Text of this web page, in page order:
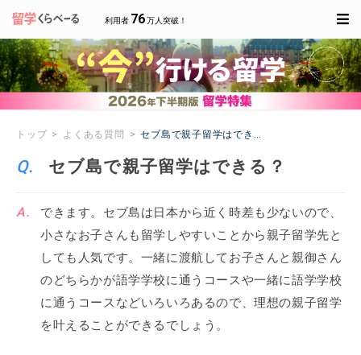
利用者 76万人突破！
トップ よくある質問 セブ島で親子留学はできる？
セブ島で親子留学はできる？
できます。セブ島は日本から近く時差も少ないので、
小さなお子さんも留学しやすいことから親子留学先と
しても人気です。一緒に渡航してお子さんと親御さん
のどちらかが語学学校に通うコースや一緒に語学学校
に通うコースなどいろいろあるので、理想の親子留学
を叶えることができるでしょう。